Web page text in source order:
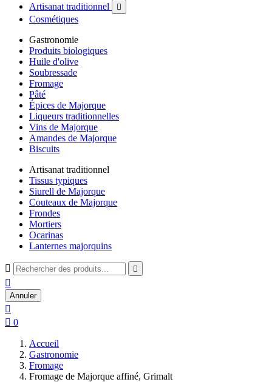
Artisanat traditionnel 
Cosmétiques
Gastronomie
Produits biologiques
Huile d'olive
Soubressade
Fromage
Pâté
Épices de Majorque
Liqueurs traditionnelles
Vins de Majorque
Amandes de Majorque
Biscuits
Artisanat traditionnel
Tissus typiques
Siurell de Majorque
Couteaux de Majorque
Frondes
Mortiers
Ocarinas
Lanternes majorquins
 

Annuler

 0
Accueil
Gastronomie
Fromage
Fromage de Majorque affiné, Grimalt